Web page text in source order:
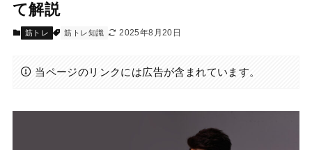
て解説
筋トレ 筋トレ知識 2025年8月20日
当ページのリンクには広告が含まれています。